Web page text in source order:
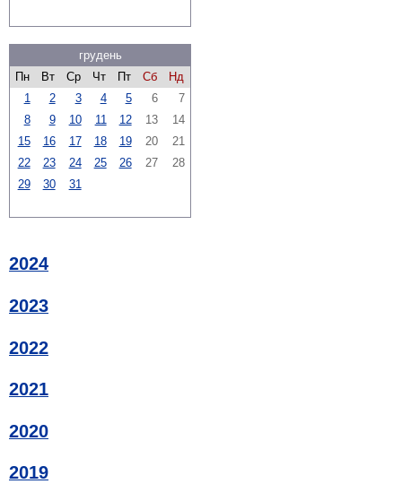
грудень
Пн
Вт Ср Чт Пт Сб
Нд
1
2 3 4 5 6
7
8
9 10 11 12 13
14
15
16 17 18 19 20
21
22
23 24 25 26 27
28
29
30 31
2024
2023
2022
2021
2020
2019